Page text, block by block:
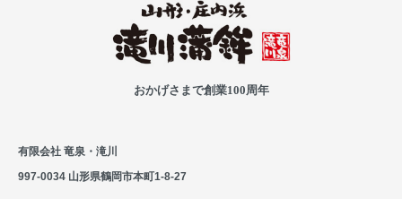
おかげさまで創業100周年
有限会社 竜泉・滝川
997-0034 山形県鶴岡市本町1-8-27